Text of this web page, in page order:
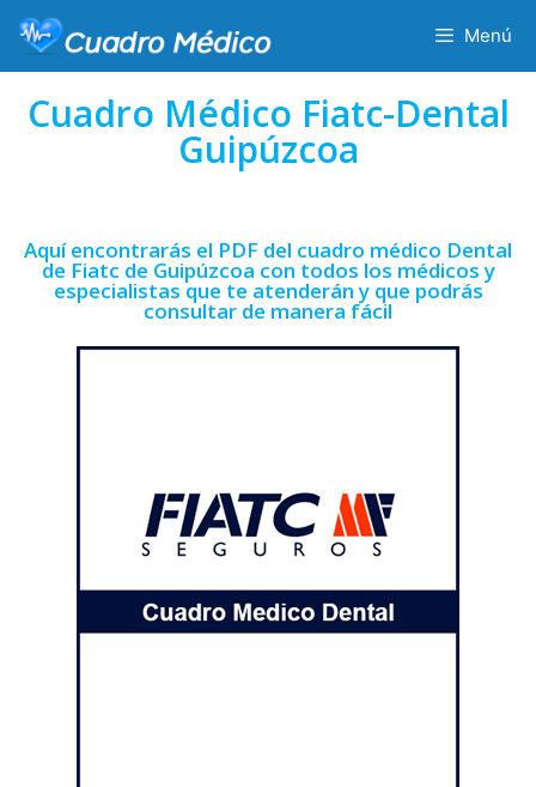
Menú
Cuadro Médico Fiatc-Dental
Guipúzcoa
Aquí encontrarás el PDF del cuadro médico Dental
de Fiatc de Guipúzcoa con todos los médicos y
especialistas que te atenderán y que podrás
consultar de manera fácil